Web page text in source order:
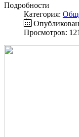
Подробности
Категория:
Просмотров: